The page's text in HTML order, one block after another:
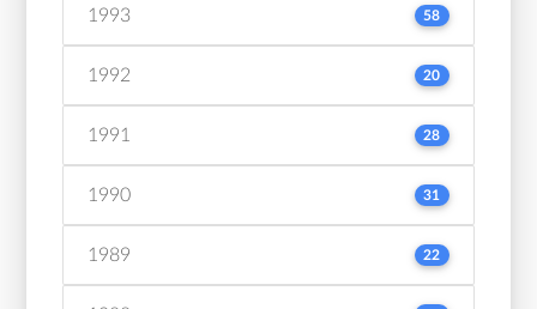
1993 58
1992 20
1991 28
1990 31
1989 22